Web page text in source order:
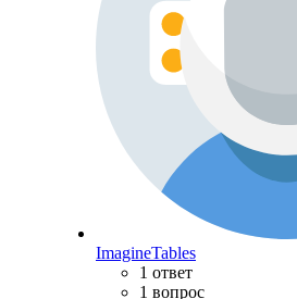
ImagineTables
1 ответ
1 вопрос